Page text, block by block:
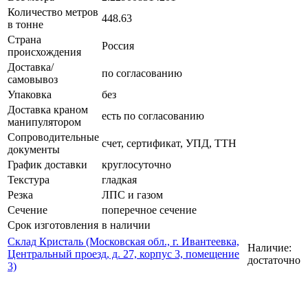
Количество метров
в тонне
448.63
Страна
происхождения
Россия
Доставка/
самовывоз
по согласованию
Упаковка
без
Доставка краном
манипулятором
есть по согласованию
Сопроводительные
документы
счет, сертификат, УПД, ТТН
График доставки
круглосуточно
Текстура
гладкая
Резка
ЛПС и газом
Сечение
поперечное сечение
Срок изготовления в наличии
Склад Кристаль (Московская обл., г. Ивантеевка,
Центральный проезд, д. 27, корпус 3, помещение
3)
Наличие:
достаточно